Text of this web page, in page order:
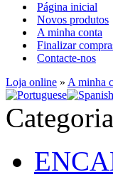
Página inicial
Novos produtos
A minha conta
Finalizar
Contacte-nos
Loja online » A minha